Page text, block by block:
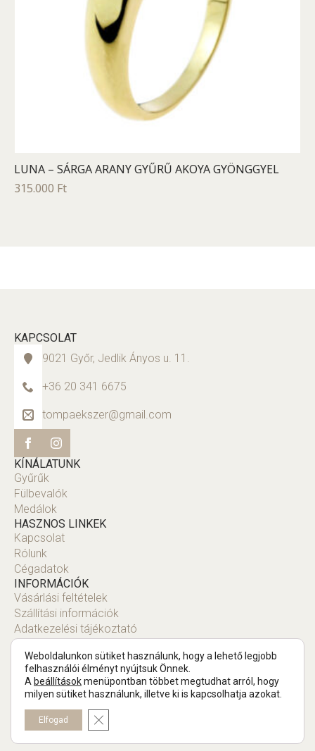
LUNA – SÁRGA ARANY GYŰRŰ AKOYA GYÖNGGYEL
315.000 Ft
KAPCSOLAT
9021 Győr, Jedlik Ányos u. 11.
+36 20 341 6675
tompaekszer@gmail.com
KÍNÁLATUNK
Gyűrűk
Fülbevalók
Medálok
HASZNOS LINKEK
Kapcsolat
Rólunk
Cégadatok
INFORMÁCIÓK
Vásárlási feltételek
Szállítási információk
Adatkezelési tájékoztató
Copyright © 2025 Tompa Ékszer.
Weboldalunkon sütiket használunk, hogy a lehető legjobb
felhasználói élményt nyújtsuk Önnek.
A beállításokmenüpontban többet megtudhat arról, hogy
milyen sütiket használunk, illetve ki is kapcsolhatja azokat.
Elfogad Close GDPR Cookie Banner